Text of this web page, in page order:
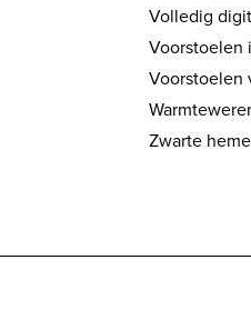
Volledig
Voorstoelen
Voorstoelen
Zwarte